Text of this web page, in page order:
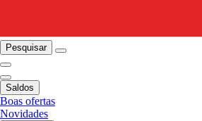
Pesquisar
Saldos
Boas ofertas
Novidades